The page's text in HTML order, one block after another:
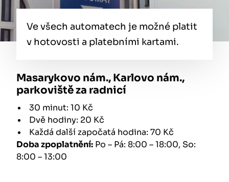
Ve všech automatech je možné platit
v hotovosti a platebními kartami.
Masarykovo nám., Karlovo nám.,
parkoviště za radnicí
30 minut: 10 Kč
Dvě hodiny: 20 Kč
Každá další započatá hodina: 70 Kč
Doba zpoplatnění: Po – Pá: 8:00 – 18:00, So:
8:00 – 13:00